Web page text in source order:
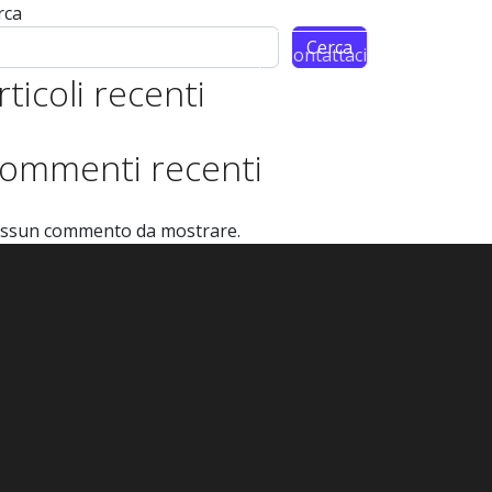
Contattaci
Cerca
recenti
recenti
commento da mostrare.